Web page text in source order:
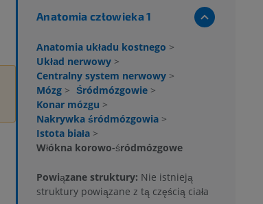
Anatomia człowieka 1
Anatomia układu kostnego >
Układ nerwowy >
Centralny system nerwowy >
Mózg > Śródmózgowie >
Konar mózgu >
Nakrywka śródmózgowia >
Istota biała >
Włókna korowo-śródmózgowe
Powiązane struktury: Nie istnieją
struktury powiązane z tą częścią ciała